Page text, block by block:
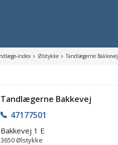
index Ølstykke Tandlægerne Bakkevej
Tandlægerne Bakkevej
47177501
Bakkevej 1 E
3650Ølstykke